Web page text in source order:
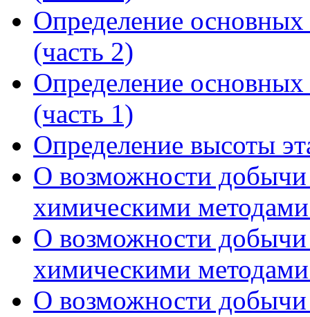
Определение
(часть 2)
Определение
(часть 1)
Определение высоты
О возможности добычи
химическими
О возможности добычи
химическими
О возможности добычи